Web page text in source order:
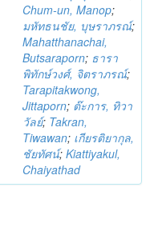
Chum-un, Manop;
มหัทธนชัย, บุษราภรณ์;
Mahatthanachai,
Butsaraporn; ธารา
พิทักษ์วงศ์, จิตราภรณ์;
Tarapitakwong,
Jittaporn; ต๊ะการ, ทิวา
วัลย์; Takran,
Tiwawan; เกียรติยากุล,
ชัยทัศน์; Kiattiyakul,
Chaiyathad